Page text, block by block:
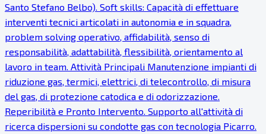
Santo Stefano Belbo). Soft skills: Capacità di effettuare
interventi tecnici articolati in autonomia e in squadra,
problem solving operativo, affidabilità, senso di
responsabilità, adattabilità, flessibilità, orientamento al
lavoro in team. Attività Principali Manutenzione impianti di
riduzione gas, termici, elettrici, di telecontrollo, di misura
del gas, di protezione catodica e di odorizzazione.
Reperibilità e Pronto Intervento. Supporto all'attività di
ricerca dispersioni su condotte gas con tecnologia Picarro.